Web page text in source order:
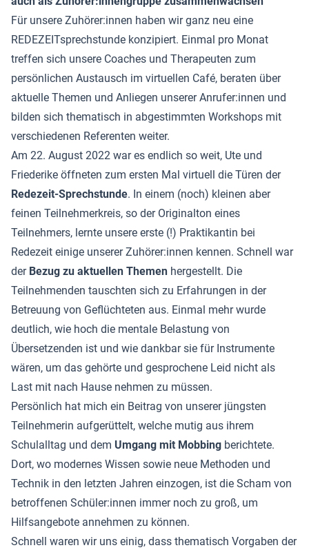
Für unsere Zuhörer:innen haben wir ganz neu eine
REDEZEITsprechstunde konzipiert. Einmal pro Monat
treffen sich unsere Coaches und Therapeuten zum
persönlichen Austausch im virtuellen Café, beraten über
aktuelle Themen und Anliegen unserer Anrufer:innen und
bilden sich thematisch in abgestimmten Workshops mit
verschiedenen Referenten weiter.
Am 22. August 2022 war es endlich so weit, Ute und
Friederike öffneten zum ersten Mal virtuell die Türen der
Redezeit-Sprechstunde. In einem (noch) kleinen aber
feinen Teilnehmerkreis, so der Originalton eines
Teilnehmers, lernte unsere erste (!) Praktikantin bei
Redezeit einige unserer Zuhörer:innen kennen. Schnell war
der Bezug zu aktuellen Themen hergestellt. Die
Teilnehmenden tauschten sich zu Erfahrungen in der
Betreuung von Geflüchteten aus. Einmal mehr wurde
deutlich, wie hoch die mentale Belastung von
Übersetzenden ist und wie dankbar sie für Instrumente
wären, um das gehörte und gesprochene Leid nicht als
Last mit nach Hause nehmen zu müssen.
Persönlich hat mich ein Beitrag von unserer jüngsten
Teilnehmerin aufgerüttelt, welche mutig aus ihrem
Schulalltag und dem Umgang mit Mobbing berichtete.
Dort, wo modernes Wissen sowie neue Methoden und
Technik in den letzten Jahren einzogen, ist die Scham von
betroffenen Schüler:innen immer noch zu groß, um
Hilfsangebote annehmen zu können.
Schnell waren wir uns einig, dass thematisch Vorgaben der